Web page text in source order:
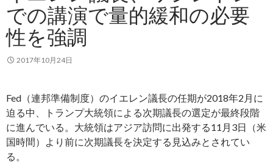
での講演で量的緩和の必要
性を強調
2017年10月24日
Fed（連邦準備制度）のイエレン議長の任期が2018年2月に
迫る中、トランプ大統領による次期議長の選定が最終段階
に進んでいる。大統領はアジア訪問に出発する11月3日（米
国時間）より前に次期議長を決定する見込みとされてい
る。